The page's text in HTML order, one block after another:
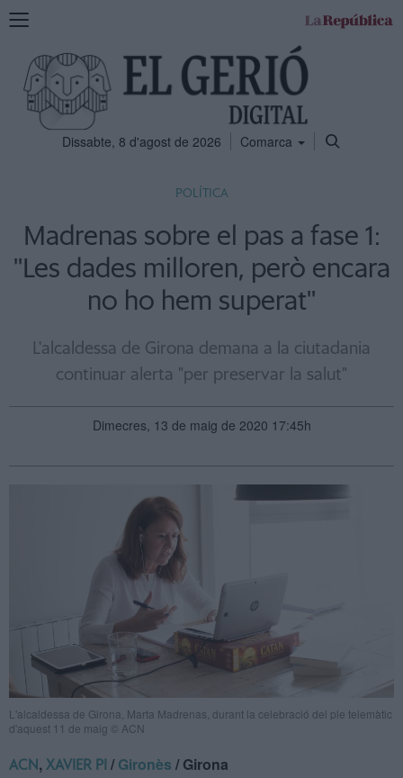
Mostra
navegació
Dissabte, 8 d'agost de 2026 Comarca
POLÍTICA
Madrenas sobre el pas a fase 1:
''Les dades milloren, però encara
no ho hem superat''
L'alcaldessa de Girona demana a la ciutadania
continuar alerta "per preservar la salut"
Dimecres, 13 de maig de 2020 17:45h
L'alcaldessa de Girona, Marta Madrenas, durant la celebració del ple telemàtic
d'aquest 11 de maig © ACN
ACN, XAVIER PI /Gironès / Girona